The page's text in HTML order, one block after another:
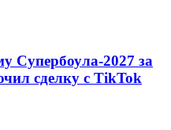
Супербоула-2027 за
сделку с TikTok